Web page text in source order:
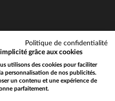
également…
to our English site?
Politique de confidentialité
grâce aux cookies
utilisons des cookies pour faciliter
personnalisation de nos publicités.
un contenu et une expérience de
parfaitement.